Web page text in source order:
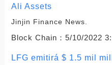
Ali Assets
Jinjin Finance News.
Block Chain： 5/10/2022
LFG emitirá $ 1.5 mil